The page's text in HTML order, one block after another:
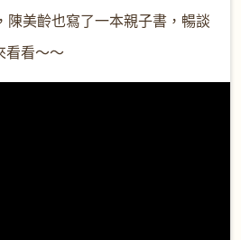
陳美齡也寫了一本親子書，暢談
看看～～